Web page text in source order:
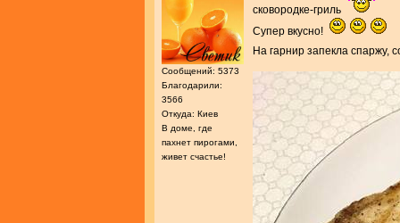
Сообщений: 5373
Благодарили:
3566
Откуда: Киев
В доме, где
пахнет пирогами,
живет счастье!
сковородке-гриль
Супер вкусно!
На гарнир запекла спаржу,